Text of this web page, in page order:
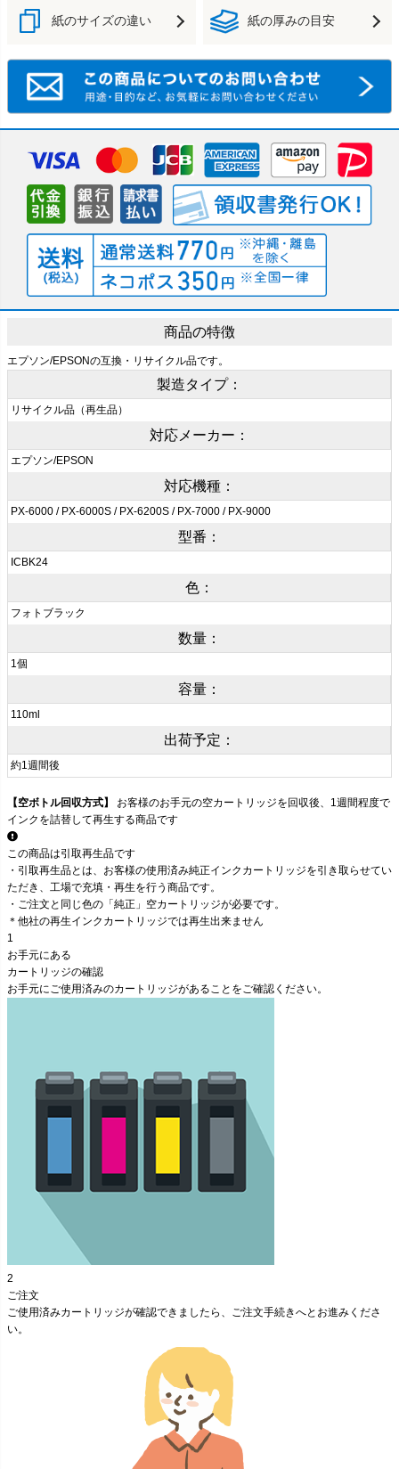
紙のサイズの違い 紙の厚みの目安
商品の特徴
エプソン/EPSONの互換・リサイクル品です。
製造タイプ：
リサイクル品（再生品）
対応メーカー：
エプソン/EPSON
対応機種：
PX-6000 / PX-6000S / PX-6200S / PX-7000 / PX-9000
型番：
ICBK24
色：
フォトブラック
数量：
1個
容量：
110ml
出荷予定：
約1週間後
【空ボトル回収方式】 お客様のお手元の空カートリッジを回収後、1週間程度で
インクを詰替して再生する商品です
この商品は引取再生品です
・引取再生品とは、お客様の使用済み純正インクカートリッジを引き取らせてい
ただき、工場で充填・再生を行う商品です。
・ ご注文と同じ色の「純正」空カートリッジが必要です。
＊他社の再生インクカートリッジでは再生出来ません
1
お手元にある
カートリッジの確認
お手元にご使用済みのカートリッジがあること をご確認ください。
2
ご注文
ご使用済みカートリッジが確認できましたら、ご注文手続きへとお進みくださ
い。